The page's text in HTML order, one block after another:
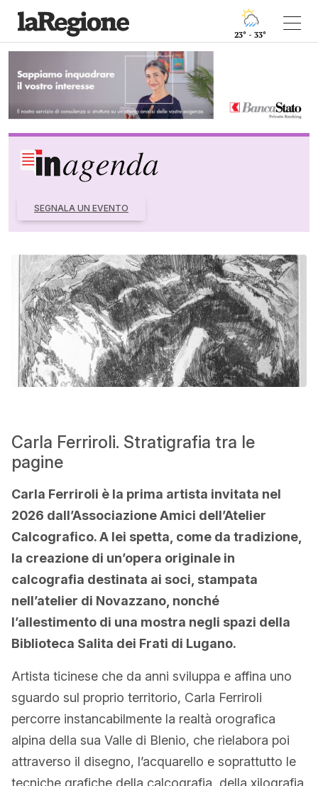
23° - 33°
SEGNALA UN EVENTO
Carla Ferriroli. Stratigrafia tra le
pagine
Carla Ferriroli è la prima artista invitata nel
2026 dall’Associazione Amici dell’Atelier
Calcografico. A lei spetta, come da tradizione,
la creazione di un’opera originale in
calcografia destinata ai soci, stampata
nell’atelier di Novazzano, nonché
l’allestimento di una mostra negli spazi della
Biblioteca Salita dei Frati di Lugano.
Artista ticinese che da anni sviluppa e affina uno
sguardo sul proprio territorio, Carla Ferriroli
percorre instancabilmente la realtà orografica
alpina della sua Valle di Blenio, che rielabora poi
attraverso il disegno, l’acquarello e soprattutto le
tecniche grafiche della calcografia, della xilografia